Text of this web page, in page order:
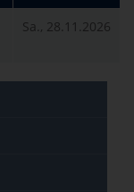
Sa., 28.11.2026